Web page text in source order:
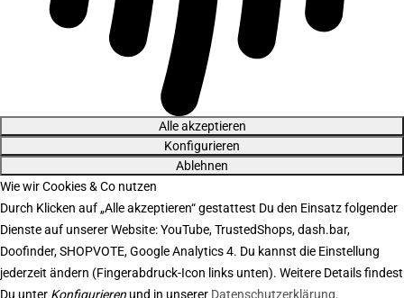
Alle akzeptieren
Konfigurieren
Ablehnen
Wie wir Cookies & Co nutzen
Durch Klicken auf „Alle akzeptieren“ gestattest Du den Einsatz folgender
Dienste auf unserer Website: YouTube, TrustedShops, dash.bar,
Doofinder, SHOPVOTE, Google Analytics 4. Du kannst die Einstellung
jederzeit ändern (Fingerabdruck-Icon links unten). Weitere Details findest
Du unter Konfigurieren und in unserer Datenschutzerklärung.